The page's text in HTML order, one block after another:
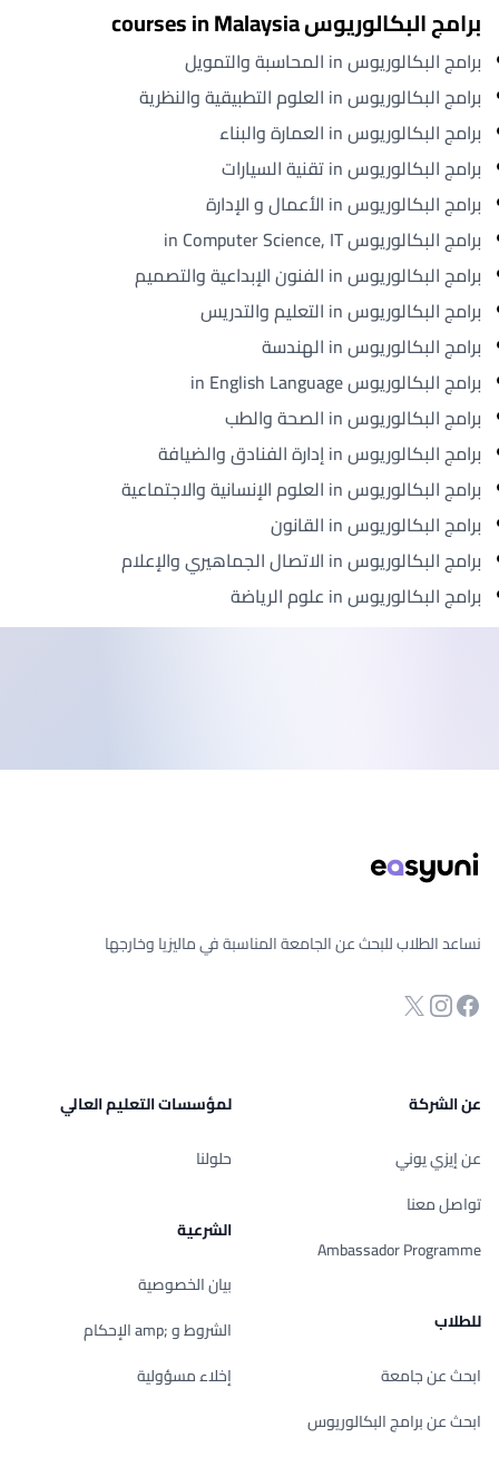
برامج البكالوريوس courses in Malaysia
برامج البكالوريوس in المحاسبة والتمويل
برامج البكالوريوس in العلوم التطبيقية والنظرية
برامج البكالوريوس in العمارة والبناء
برامج البكالوريوس in تقنية السيارات
برامج البكالوريوس in الأعمال و الإدارة
برامج البكالوريوس in Computer Science, IT
برامج البكالوريوس in الفنون الإبداعية والتصميم
برامج البكالوريوس in التعليم والتدريس
برامج البكالوريوس in الهندسة
برامج البكالوريوس in English Language
برامج البكالوريوس in الصحة والطب
برامج البكالوريوس in إدارة الفنادق والضيافة
برامج البكالوريوس in العلوم الإنسانية والاجتماعية
برامج البكالوريوس in القانون
برامج البكالوريوس in الاتصال الجماهيري والإعلام
برامج البكالوريوس in علوم الرياضة
نساعد الطلاب للبحث عن الجامعة المناسبة في ماليزيا وخارجها
صفحة الفيسبوك
انستجرام
Twitter
عن الشركة
عن إيزي يوني
تواصل معنا
Ambassador Programme
للطلاب
ابحث عن جامعة
ابحث عن برامج البكالوريوس
لمؤسسات التعليم العالي
حلولنا
الشرعية
بيان الخصوصية
الشروط و ;amp الإحكام
إخلاء مسؤولية